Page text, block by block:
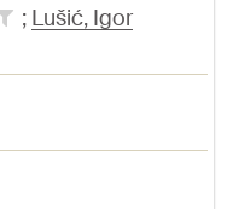
; Lušić, Igor